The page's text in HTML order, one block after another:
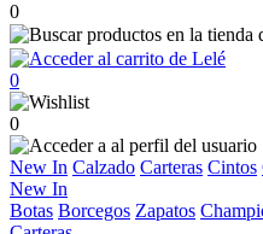
0
0
0
New In Calzado Carteras Cintos
New In
Botas Borcegos Zapatos